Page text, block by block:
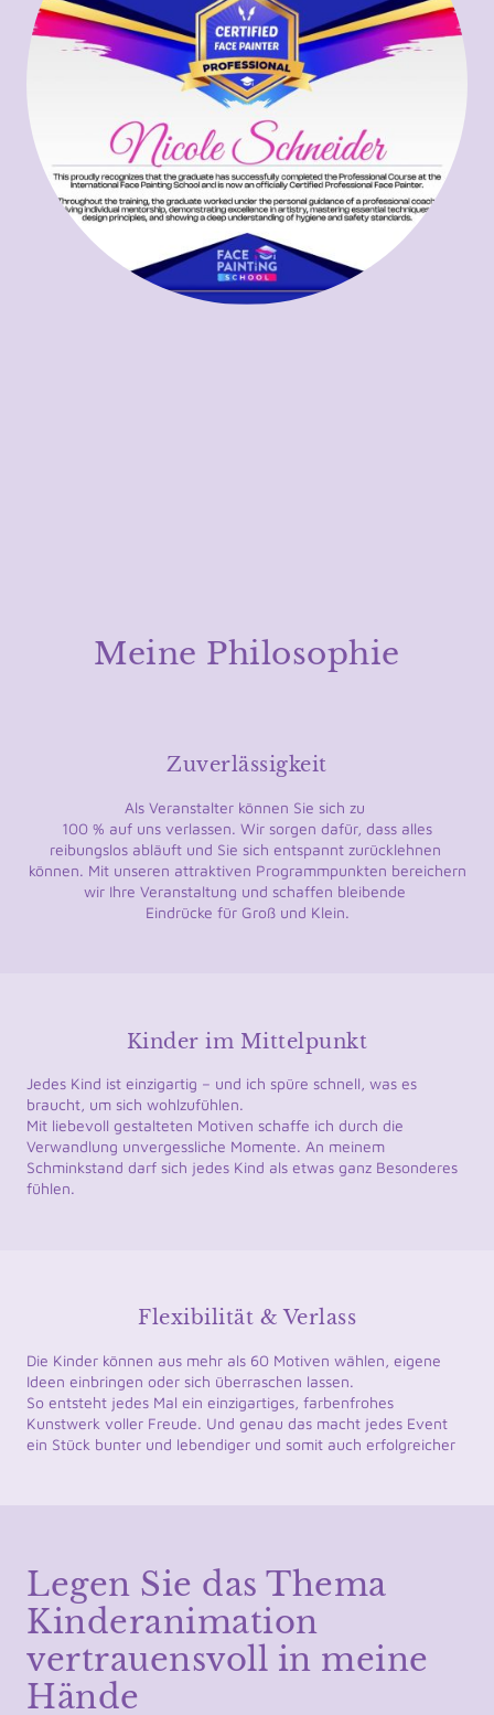
Meine Philosophie
Zuverlässigkeit
Als Veranstalter können Sie sich zu
100 % auf uns verlassen. Wir sorgen dafür, dass alles
reibungslos abläuft und Sie sich entspannt zurücklehnen
können. Mit unseren attraktiven Programmpunkten bereichern
wir Ihre Veranstaltung und schaffen bleibende
Eindrücke für Groß und Klein.
Kinder im Mittelpunkt
Jedes Kind ist einzigartig – und ich spüre schnell, was es
braucht, um sich wohlzufühlen.
Mit liebevoll gestalteten Motiven schaffe ich durch die
Verwandlung unvergessliche Momente. An meinem
Schminkstand darf sich jedes Kind als etwas ganz Besonderes
fühlen.
Flexibilität & Verlass
Die Kinder können aus mehr als 60 Motiven wählen, eigene
Ideen einbringen oder sich überraschen lassen.
So entsteht jedes Mal ein einzigartiges, farbenfrohes
Kunstwerk voller Freude. Und genau das macht jedes Event
ein Stück bunter und lebendiger und somit auch erfolgreicher
Legen Sie das Thema
Kinderanimation
vertrauensvoll in meine
Hände